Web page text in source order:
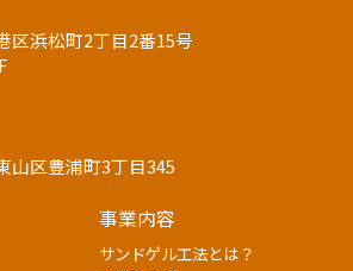
区浜松町2丁目2番15号
山区豊浦町3丁目345
事業内容
サンドゲル工法とは？